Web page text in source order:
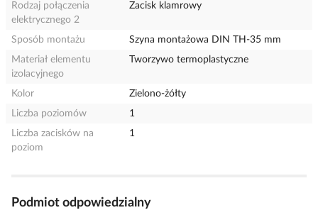
Rodzaj połączenia
elektrycznego 2
Zacisk klamrowy
Sposób montażu
Szyna montażowa DIN TH-35 mm
Materiał elementu
izolacyjnego
Tworzywo termoplastyczne
Kolor
Zielono-żółty
Liczba poziomów
1
Liczba zacisków na
poziom
1
Podmiot odpowiedzialny